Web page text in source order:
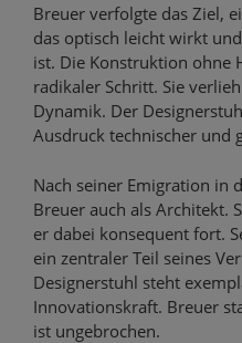
Breuer verfolgte das Ziel,
das optisch leicht wirkt
ist. Die Konstruktion ohne
radikaler Schritt. Sie
Dynamik. Der
Ausdruck technischer und
Nach seiner Emigration in
Breuer auch als Architekt.
er dabei konsequent fort.
ein zentraler Teil seines
Designerstuhl steht
Innovationskraft. Breuer
ist ungebrochen.